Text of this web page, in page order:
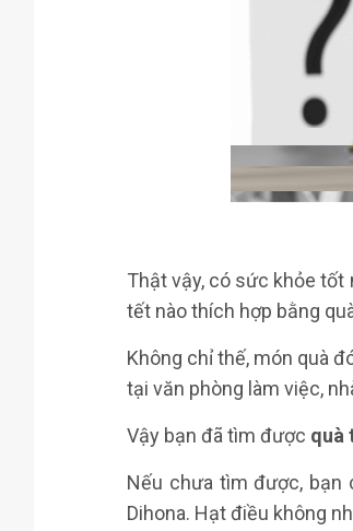
Thật vậy, có sức khỏe tốt
tết nào thích hợp bằng
Không chỉ thế, món quà
tại văn phòng làm việc,
Vậy bạn đã tìm được quà
Nếu chưa tìm được, bạn
Dihona. Hạt điều không